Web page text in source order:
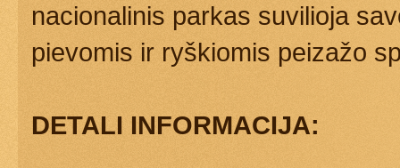
nacionalinis parkas suvilioja
pievomis ir ryškiomis peizažo
DETALI INFORMACIJA: